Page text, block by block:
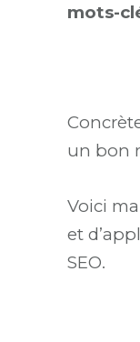
mots-
un bon
Voici
et
SEO.